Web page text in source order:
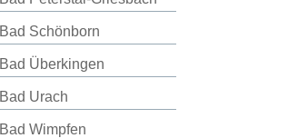
Bad Schönborn
Bad Überkingen
Bad Urach
Bad Wimpfen